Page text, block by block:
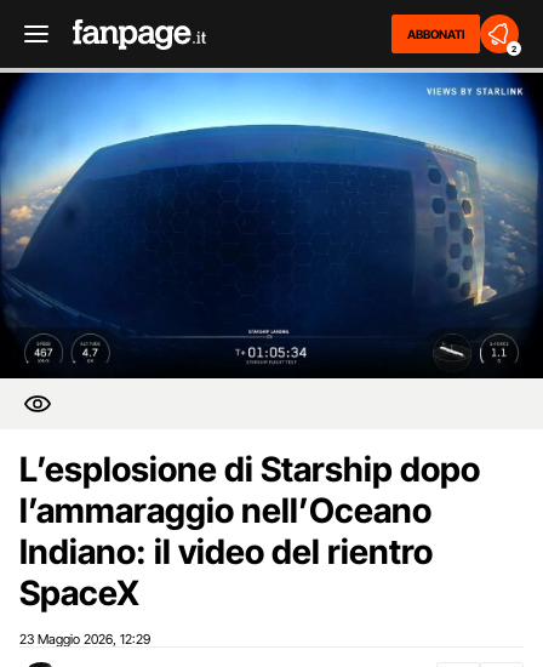
ABBONATI
2
L’esplosione di Starship dopo
l’ammaraggio nell’Oceano
Indiano: il video del rientro
SpaceX
23 Maggio 2026 12:29